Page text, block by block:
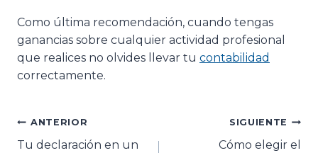
Como última recomendación, cuando tengas
ganancias sobre cualquier actividad profesional
que realices no olvides llevar tu contabilidad
correctamente.
ANTERIOR
Tu declaración en un
SIGUIENTE
Cómo elegir el